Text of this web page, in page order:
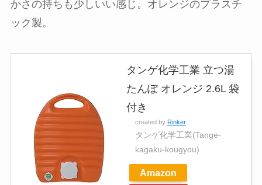
かさの持ちも少しいい感じ。オレンジのプラスチ
ック製。
タンゲ化学工業 立つ湯
たんぽ オレンジ 2.6L 袋
付き
created by Rinker
タンゲ化学工業(Tange-
kagaku-kougyou)
Amazon